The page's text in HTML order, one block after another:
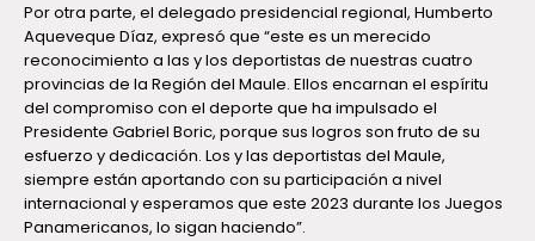
Por otra parte, el delegado presidencial regional, Humberto
Aqueveque Díaz, expresó que “este es un merecido
reconocimiento a las y los deportistas de nuestras cuatro
provincias de la Región del Maule. Ellos encarnan el espíritu
del compromiso con el deporte que ha impulsado el
Presidente Gabriel Boric, porque sus logros son fruto de su
esfuerzo y dedicación. Los y las deportistas del Maule,
siempre están aportando con su participación a nivel
internacional y esperamos que este 2023 durante los Juegos
Panamericanos, lo sigan haciendo”.